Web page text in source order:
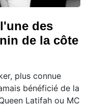
des
de la côte
plus connue
bénéficié de la
Latifah ou MC